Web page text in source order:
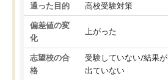
通った目的 高校受験対策
偏差値の変
化
上がった
志望校の合
格
受験していない/結果が
出ていない